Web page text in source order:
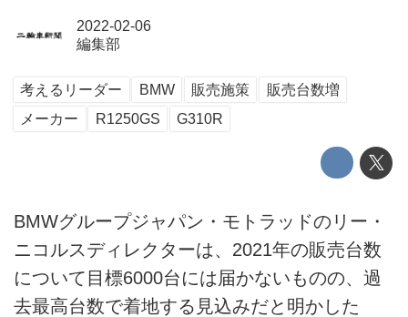
2022-02-06
編集部
考えるリーダー BMW 販売施策
販売台数増
メーカー
R1250GS G310R
BMWグループジャパン・モトラッドのリー・
ニコルスディレクターは、2021年の販売台数
について目標6000台には届かないものの、過
去最高台数で着地する見込みだと明かした